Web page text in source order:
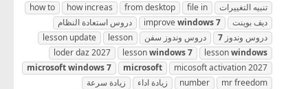
تنبيه التغييرات
file in
from desktop
how increas
how to
ديف بوينت
improvewindows7
دروس استعادة النظام
دروس وندوز 7 دروس وندوز سفن lesson
lesson update
lessonwindows
lessonwindows7
loder daz 2027
micosoft activation 2027
microsoft
microsoftwindows7
mr freedom
number زيادة اداء
زيادة سرعة